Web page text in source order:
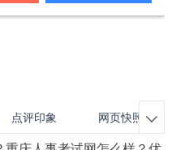
点评印象 网页快照 